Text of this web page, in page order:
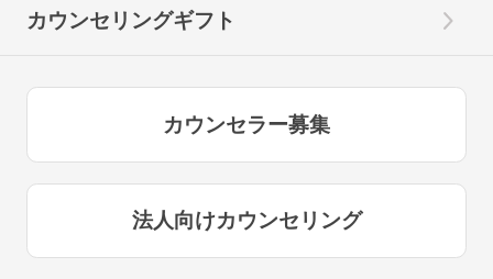
カウンセリングギフト
カウンセラー募集
法人向けカウンセリング